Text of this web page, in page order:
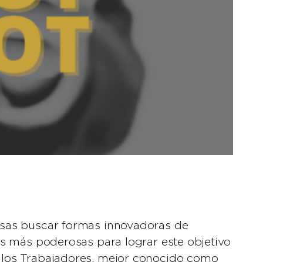
buscar formas innovadoras de
más poderosas para lograr este objetivo
Trabajadores, mejor conocido como